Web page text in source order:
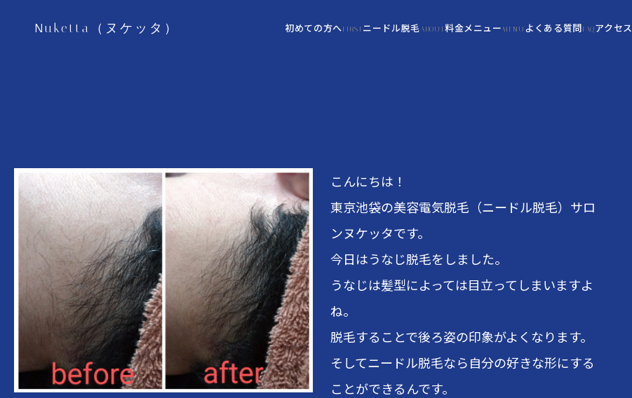
Nuketta（ヌケッタ） 初めての方へFIRST ニードル脱毛 ABOUT 料金メニュー MENU よくある質問FAQアクセス
こんにちは！
東京池袋の美容電気脱毛（ニードル脱毛）サロ
ンヌケッタです。
今日はうなじ脱毛をしました。
うなじは髪型によっては目立ってしまいますよ
ね。
脱毛することで後ろ姿の印象がよくなります。
そしてニードル脱毛なら自分の好きな形にする
ことができるんです。